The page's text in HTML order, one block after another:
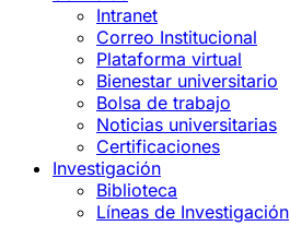
Intranet
Correo Institucional
Plataforma virtual
Bienestar universitario
Bolsa de trabajo
Noticias universitarias
Certificaciones
Investigación
Biblioteca
Líneas de Investigación